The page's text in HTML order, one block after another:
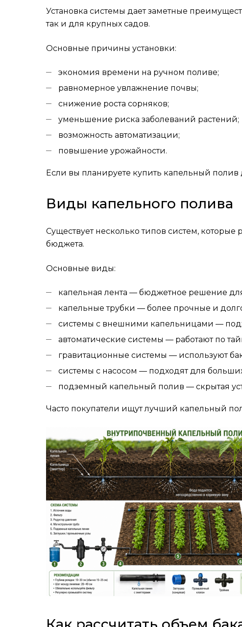
Установка системы дает заметные
так и для крупных садов.
Основные причины установки:
экономия времени на ручном поливе;
равномерное увлажнение почвы;
снижение роста сорняков;
уменьшение риска заболеваний растений;
возможность автоматизации;
повышение урожайности.
Если вы планируете купить капельный полив
Виды капельного полива
Существует несколько типов систем,
бюджета.
Основные виды:
капельная лента — бюджетное решение
капельные трубки — более прочные и
системы с внешними капельницами —
автоматические системы — работают по
гравитационные системы — используют бак
системы с насосом — подходят для
подземный капельный полив — скрытая
Часто покупатели ищутлучший капельный